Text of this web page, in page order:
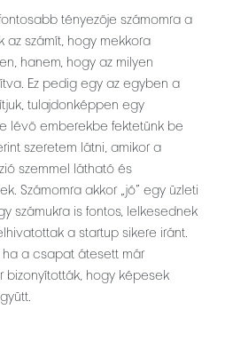
tényezője számomra a
az számít, hogy mekkora
hanem, hogy az milyen
Ez pedig egy az egyben a
tulajdonképpen egy
lévő emberekbe fektetünk be
szeretem látni, amikor a
szemmel látható és
Számomra akkor „jó” egy üzleti
számukra is fontos, lelkesednek
a startup sikere iránt.
ha a csapat átesett már
bizonyították, hogy képesek